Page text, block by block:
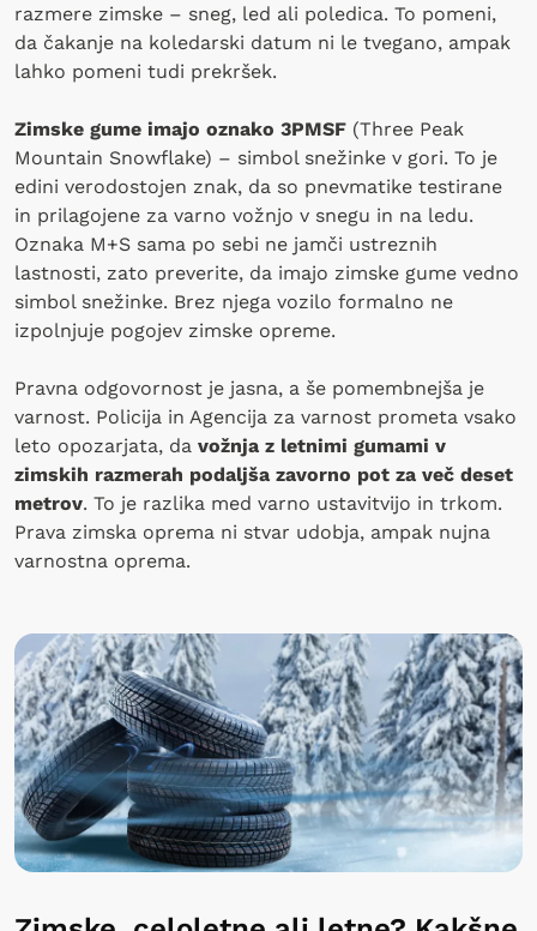
razmere zimske – sneg, led ali poledica. To pomeni,
da čakanje na koledarski datum ni le tvegano, ampak
lahko pomeni tudi prekršek.
Zimske gume imajo oznako 3PMSF (Three Peak
Mountain Snowflake) – simbol snežinke v gori. To je
edini verodostojen znak, da so pnevmatike testirane
in prilagojene za varno vožnjo v snegu in na ledu.
Oznaka M+S sama po sebi ne jamči ustreznih
lastnosti, zato preverite, da imajo zimske gume vedno
simbol snežinke. Brez njega vozilo formalno ne
izpolnjuje pogojev zimske opreme.
Pravna odgovornost je jasna, a še pomembnejša je
varnost. Policija in Agencija za varnost prometa vsako
leto opozarjata, da vožnja z letnimi gumami v
zimskih razmerah podaljša zavorno pot za več deset
metrov. To je razlika med varno ustavitvijo in trkom.
Prava zimska oprema ni stvar udobja, ampak nujna
varnostna oprema.